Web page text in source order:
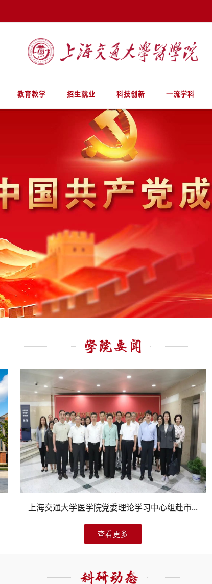
教育教学 招生就业 科技创新 一流学科
医学院领导带队走访慰问暑期坚守岗位教职工
上海交通大学医学院党委理论学习中心组赴市...
习近平总书记重要回信引发交大医学院师生医...
查看更多